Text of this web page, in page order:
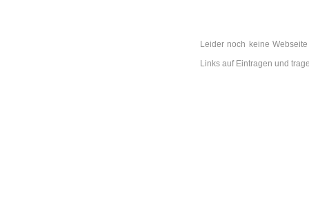
Leider noch keine
Links auf Eintragen und